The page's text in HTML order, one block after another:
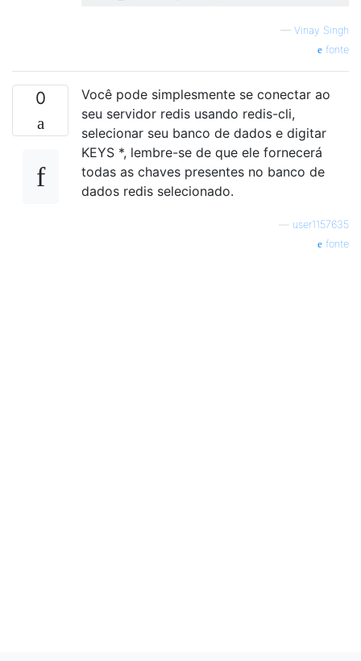
— Vinay Singh
fonte
0
Você pode simplesmente se conectar ao
seu servidor redis usando redis-cli,
selecionar seu banco de dados e digitar
KEYS *, lembre-se de que ele fornecerá
todas as chaves presentes no banco de
dados redis selecionado.
user1157635
fonte